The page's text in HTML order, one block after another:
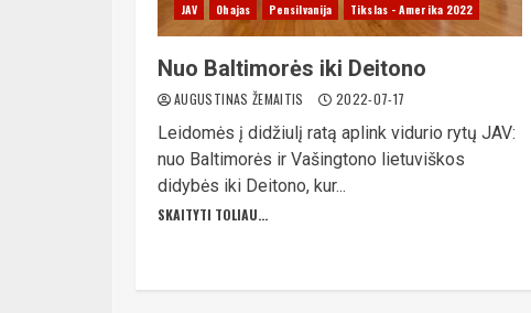
JAV Ohajas Pensilvanija Tikslas - Amerika 2022
Nuo Baltimorės iki Deitono
AUGUSTINAS ŽEMAITIS 2022-07-17
Leidomės į didžiulį ratą aplink vidurio rytų JAV:
nuo Baltimorės ir Vašingtono lietuviškos
didybės iki Deitono, kur...
SKAITYTI TOLIAU...